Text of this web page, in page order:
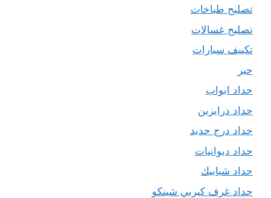
تصليح طباخات
تصليح غسالات
تكييف سيارات
حبر
حداد ابواب
حداد درابزين
حداد درج حديد
حداد ديوانيات
حداد شبابيك
حداد غرف كيربي شينكو